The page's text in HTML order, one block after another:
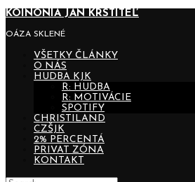
KOINONIA JÁN KRSTITEĽ
OÁZA SKLENÉ
VŠETKY ČLÁNKY
O NÁS
HUDBA KJK
R: HUDBA
R: MOTIVÁCIE
SPOTIFY
CHRISTILAND
CZŠJK
2% PERCENTÁ
PRIVAT ZÓNA
KONTAKT